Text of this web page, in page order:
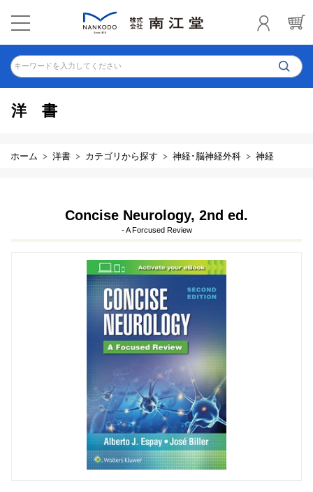
キーワードを入力してください
洋書
ホーム 洋書 カテゴリから探す 神経･脳神経外科 神経
Concise Neurology, 2nd ed.
- A Forcused Review